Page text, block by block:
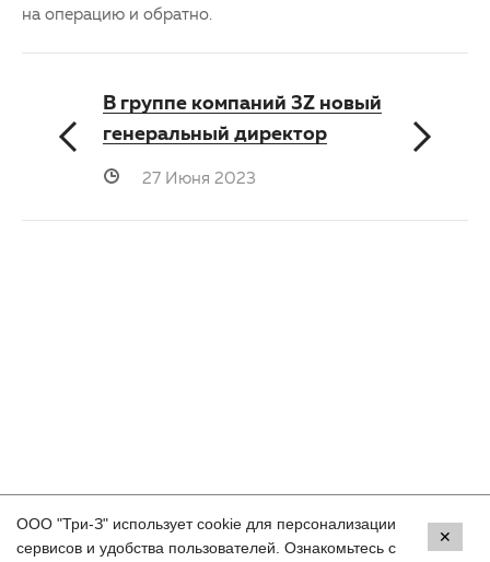
на операцию и обратно.
В группе компаний 3Z новый
генеральный директор
27 Июня 2023
Контакты
ООО "Три-З" использует cookie для персонализации
сервисов и удобства пользователей. Ознакомьтесь с
✕